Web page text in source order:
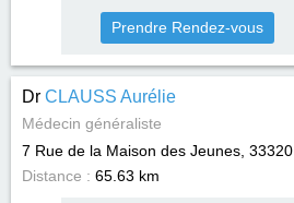
Prendre Rendez-vous
Dr CLAUSS Aurélie
Médecin généraliste
7 Rue de la Maison des Jeunes, 33320
Distance : 65.63 km